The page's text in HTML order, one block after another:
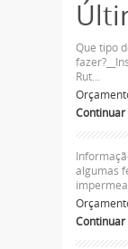
Que tipo
Rut...
Continuar
algumas
Continuar